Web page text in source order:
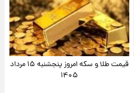
قیمت طلا و سکه امروز پنجشنبه ۱۵ مرداد
۱۴۰۵